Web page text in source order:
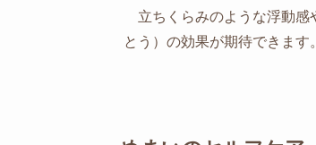
立ちくらみのような浮動感
とう）の効果が期待できます。